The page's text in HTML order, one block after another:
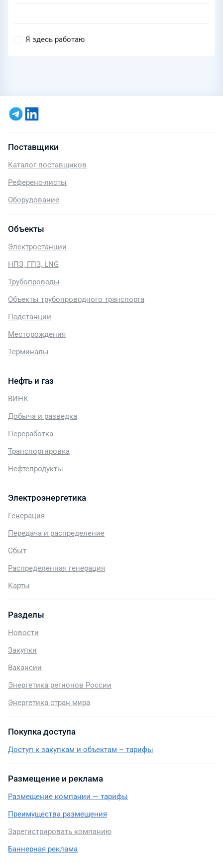
Я здесь работаю
Поставщики
Каталог поставщиков
Референс-листы
Оборудование
Объекты
Электростанции
НПЗ, ГПЗ, LNG
Трубопроводы
Объекты трубопроводного транспорта
Подстанции
Месторождения
Терминалы
Нефть и газ
ВИНК
Добыча и разведка
Переработка
Транспортировка
Нефтепродукты
Электроэнергетика
Генерация
Передача и распределение
Сбыт
Распределенная генерация
Карты
Разделы
Новости
Закупки
Вакансии
Энергетика регионов России
Энергетика стран мира
Покупка доступа
Доступ к закупкам и объектам – тарифы
Размещение и реклама
Размещение компании — тарифы
Преимущества размещения
Зарегистрировать компанию
Баннерная реклама